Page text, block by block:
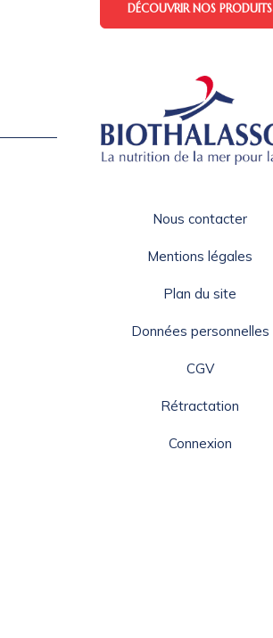
DÉCOUVRIR NOS PRODUITS
Nous contacter
Mentions légales
Plan du site
Données personnelles
CGV
Rétractation
Connexion